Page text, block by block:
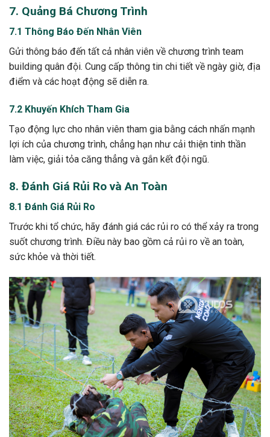
7. Quảng Bá Chương Trình
7.1 Thông Báo Đến Nhân Viên
Gửi thông báo đến tất cả nhân viên về chương trình team
building quân đội. Cung cấp thông tin chi tiết về ngày giờ, địa
điểm và các hoạt động sẽ diễn ra.
7.2 Khuyến Khích Tham Gia
Tạo động lực cho nhân viên tham gia bằng cách nhấn mạnh
lợi ích của chương trình, chẳng hạn như cải thiện tinh thần
làm việc, giải tỏa căng thẳng và gắn kết đội ngũ.
8. Đánh Giá Rủi Ro và An Toàn
8.1 Đánh Giá Rủi Ro
Trước khi tổ chức, hãy đánh giá các rủi ro có thể xảy ra trong
suốt chương trình. Điều này bao gồm cả rủi ro về an toàn,
sức khỏe và thời tiết.